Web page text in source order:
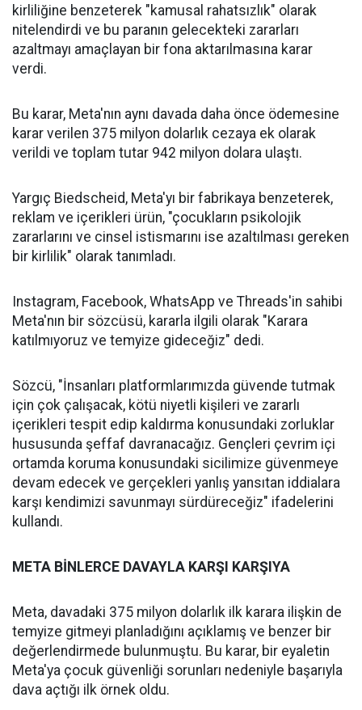
kirliliğine benzeterek "kamusal rahatsızlık" olarak
nitelendirdi ve bu paranın gelecekteki zararları
azaltmayı amaçlayan bir fona aktarılmasına karar
verdi.
Bu karar, Meta'nın aynı davada daha önce ödemesine
karar verilen 375 milyon dolarlık cezaya ek olarak
verildi ve toplam tutar 942 milyon dolara ulaştı.
Yargıç Biedscheid, Meta'yı bir fabrikaya benzeterek,
reklam ve içerikleri ürün, "çocukların psikolojik
zararlarını ve cinsel istismarını ise azaltılması gereken
bir kirlilik" olarak tanımladı.
Instagram, Facebook, WhatsApp ve Threads'in sahibi
Meta'nın bir sözcüsü, kararla ilgili olarak "Karara
katılmıyoruz ve temyize gideceğiz" dedi.
Sözcü, "İnsanları platformlarımızda güvende tutmak
için çok çalışacak, kötü niyetli kişileri ve zararlı
içerikleri tespit edip kaldırma konusundaki zorluklar
hususunda şeffaf davranacağız. Gençleri çevrim içi
ortamda koruma konusundaki sicilimize güvenmeye
devam edecek ve gerçekleri yanlış yansıtan iddialara
karşı kendimizi savunmayı sürdüreceğiz" ifadelerini
kullandı.
META BİNLERCE DAVAYLA KARŞI KARŞIYA
Meta, davadaki 375 milyon dolarlık ilk karara ilişkin de
temyize gitmeyi planladığını açıklamış ve benzer bir
değerlendirmede bulunmuştu. Bu karar, bir eyaletin
Meta'ya çocuk güvenliği sorunları nedeniyle başarıyla
dava açtığı ilk örnek oldu.